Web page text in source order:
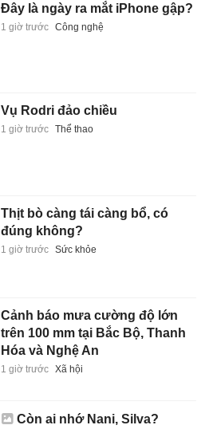
Đây là ngày ra mắt iPhone gập?
1 giờ trước Công nghệ
Vụ Rodri đảo chiều
1 giờ trước Thể thao
Thịt bò càng tái càng bổ, có
đúng không?
1 giờ trước Sức khỏe
Cảnh báo mưa cường độ lớn
trên 100 mm tại Bắc Bộ, Thanh
Hóa và Nghệ An
1 giờ trước Xã hội
Còn ai nhớ Nani, Silva?